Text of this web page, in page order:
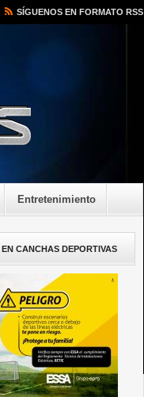
SÍGUENOS EN FORMATO RSS
Entretenimiento
CANCHAS DEPORTIVAS